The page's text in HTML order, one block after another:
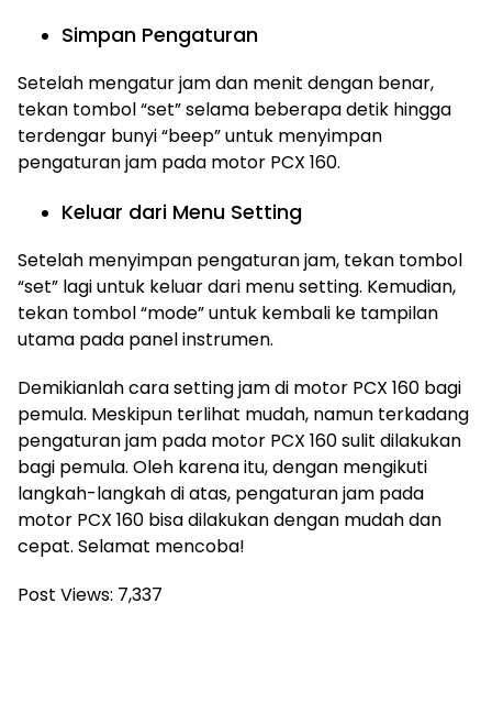
Simpan Pengaturan
Setelah mengatur jam dan menit dengan benar,
tekan tombol “set” selama beberapa detik hingga
terdengar bunyi “beep” untuk menyimpan
pengaturan jam pada motor PCX 160.
Keluar dari Menu Setting
Setelah menyimpan pengaturan jam, tekan tombol
“set” lagi untuk keluar dari menu setting. Kemudian,
tekan tombol “mode” untuk kembali ke tampilan
utama pada panel instrumen.
Demikianlah cara setting jam di motor PCX 160 bagi
pemula. Meskipun terlihat mudah, namun terkadang
pengaturan jam pada motor PCX 160 sulit dilakukan
bagi pemula. Oleh karena itu, dengan mengikuti
langkah-langkah di atas, pengaturan jam pada
motor PCX 160 bisa dilakukan dengan mudah dan
cepat. Selamat mencoba!
Post Views: 7,337